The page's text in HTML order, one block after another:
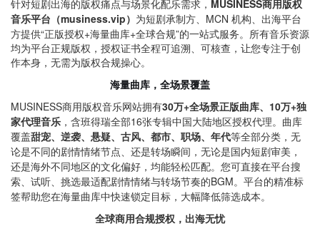
针对短剧出海的版权痛点与场景化配乐需求， MUSINESS商用版权
音乐平台（musiness.vip） 为短剧承制方、MCN 机构、出海平台
方提供“正版授权+海量曲库+全球合规”的一站式服务。 所有音乐资源
均为平台正规版权，授权证书全程可追溯、可核查，让您专注于创
作本身，无需为版权合规操心。
海量曲库，全场景覆盖
MUSINESS商用版权音乐网站拥有30万+全场景正版曲库、10万+独
家代理音乐 ，含班得瑞全部16张专辑中国大陆地区授权代理。曲库
覆盖甜宠、逆袭、悬疑、古风、都市、职场、年代等全部分类，无
论是不同的剧情情绪节点、还是转场瞬间，无论是国内短剧审美，
还是海外不同地区的文化偏好，均能轻松匹配。您可直接在平台搜
索、试听、挑选最适配剧情情绪与转场节奏的BGM。平台的精准标
签帮助您在海量曲库中快速锁定目标，大幅降低筛选成本。
全球商用合规授权，出海无忧